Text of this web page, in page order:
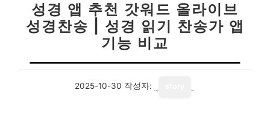
성경 앱 추천 갓워드 올라이브
성경찬송 | 성경 읽기 찬송가 앱
기능 비교
2025-10-30 작성자: